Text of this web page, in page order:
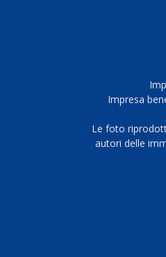
Impresa
Le foto
autori delle